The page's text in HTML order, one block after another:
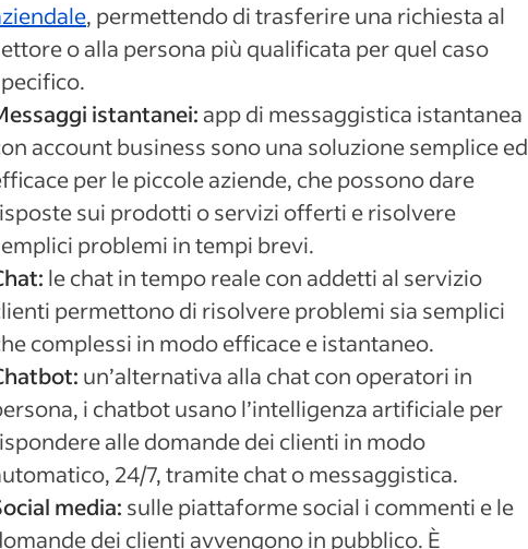
, permettendo di trasferire una richiesta al
o alla persona più qualificata per quel caso
istantanei: app di messaggistica istantanea
account business sono una soluzione semplice ed
per le piccole aziende, che possono dare
sui prodotti o servizi offerti e risolvere
problemi in tempi brevi.
le chat in tempo reale con addetti al servizio
permettono di risolvere problemi sia semplici
complessi in modo efficace e istantaneo.
un’alternativa alla chat con operatori in
i chatbot usano l’intelligenza artificiale per
alle domande dei clienti in modo
24/7, tramite chat o messaggistica.
media: sulle piattaforme social i commenti e le
dei clienti avvengono in pubblico. È